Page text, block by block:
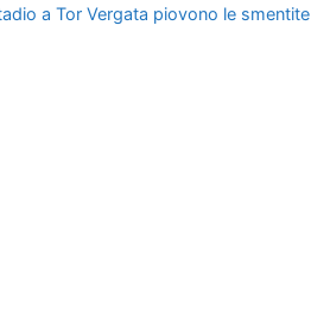
a Tor Vergata piovono le smentite